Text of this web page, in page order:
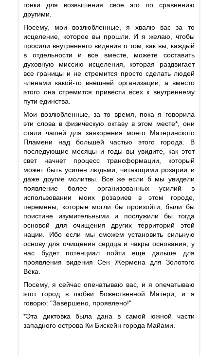
гонки для возвышения свое эго по сравнению
другими.
Посему, мои возлюбленные, я хвалю вас за то
исцеление, которое вы прошли. И я желаю, чтобы
просили внутреннего видения о том, как вы, каждый
в отдельности и все вместе, можете составить
духовную миссию исцеления, которая раздвигает
все границы и не стремится просто сделать людей
членами какой-то внешней организации, а вместо
этого она стремится привести всех к внутреннему
пути единства.
Мои возлюбленные, за то время, пока я говорила
эти слова в физическую октаву в этом месте*, они
стали чашей для заякорения моего Материнского
Пламени над большей частью этого города. В
последующие месяцы и годы вы увидите, как этот
свет начнет процесс трансформации, который
может быть усилен людьми, читающими розарии и
даже другие молитвы. Все же если б мы увидели
появление более организованных усилий в
использовании моих розариев в этом городе,
перемены, которые могли бы произойти, были бы
поистине изумительными и послужили бы тогда
основой для очищения других территорий этой
нации. Ибо если мы сможем установить сильную
основу для очищения сердца и чакры основания, у
нас будет потенциал пойти еще дальше для
проявления видения Сен Жермена для Золотого
Века.
Посему, я сейчас опечатываю вас, и я опечатываю
этот город в любви Божественной Матери, и я
говорю: "Завершено, проявлено!"
*Эта диктовка была дана в самой южной части
западного острова Ки Бискейн города Майами.